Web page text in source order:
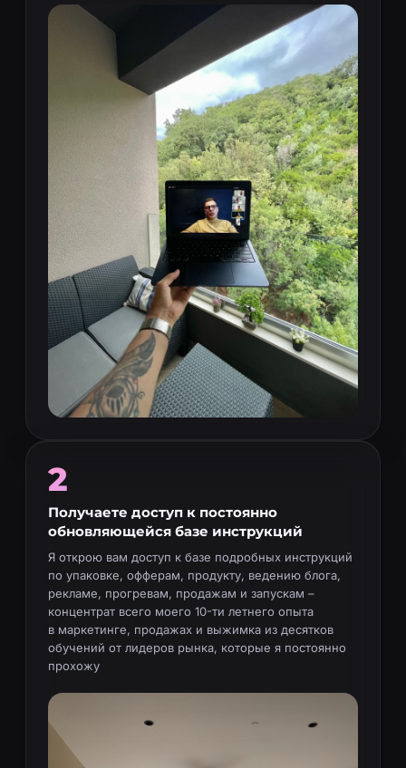
2
Получаете доступ к постоянно
обновляющейся базе инструкций
Я открою вам доступ к базе подробных инструкций
по упаковке, офферам, продукту, ведению блога,
рекламе, прогревам, продажам и запускам –
концентрат всего моего 10-ти летнего опыта
в маркетинге, продажах и выжимка из десятков
обучений от лидеров рынка, которые я постоянно
прохожу